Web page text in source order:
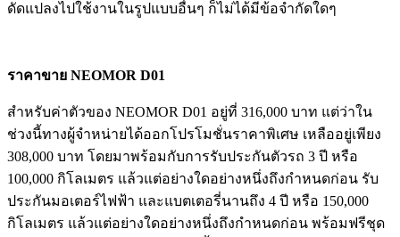
ดัดแปลงไปใช้งานในรูปแบบอื่นๆ ก็ไม่ได้มีข้อจำกัดใดๆ
ราคาขาย NEOMOR D01
สำหรับค่าตัวของ NEOMOR D01 อยู่ที่ 316,000 บาท แต่ว่าใน
ช่วงนี้ทางผู้จำหน่ายได้ออกโปรโมชั่นราคาพิเศษ เหลืออยู่เพียง
308,000 บาท โดยมาพร้อมกับการรับประกันตัวรถ 3 ปี หรือ
100,000 กิโลเมตร แล้วแต่อย่างใดอย่างหนึ่งถึงกำหนดก่อน รับ
ประกันมอเตอร์ไฟฟ้า และแบตเตอรี่นานถึง 4 ปี หรือ 150,000
กิโลเมตร แล้วแต่อย่างใดอย่างหนึ่งถึงกำหนดก่อน พร้อมฟรีชุด